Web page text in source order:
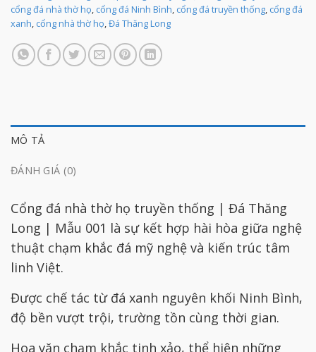
cổng đá nhà thờ họ, cổng đá Ninh Bình, cổng đá truyền thống, cổng đá
xanh, cổng nhà thờ họ,Đá Thăng Long
MÔ TẢ
ĐÁNH GIÁ (0)
Cổng đá nhà thờ họ truyền thống | Đá Thăng
Long | Mẫu 001 là sự kết hợp hài hòa giữa nghệ
thuật chạm khắc đá mỹ nghệ và kiến trúc tâm
linh Việt.
Được chế tác từ đá xanh nguyên khối Ninh Bình,
độ bền vượt trội, trường tồn cùng thời gian.
Hoa văn chạm khắc tinh xảo, thể hiện những